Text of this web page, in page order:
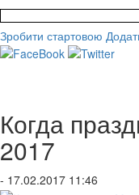
Зробити стартовою
Когда
2017
- 17.02.2017 11:46